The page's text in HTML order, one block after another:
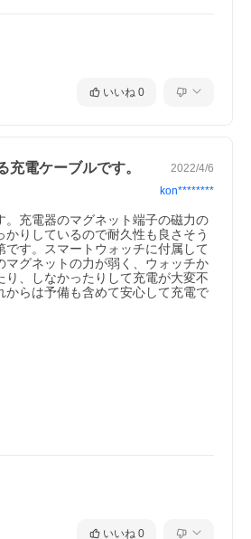
いいね 0
充電ケーブルです。 2022/4/6
kon********
。充電器のマグネット端子の磁力の
かりしているので耐久性も良さそう
です。スマートウォッチに付属して
マグネットの力が弱く、ウォッチか
り、しなかったりして充電が大変不
からは予備も含めて安心して充電で
いいね 0